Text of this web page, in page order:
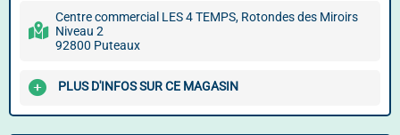
Centre commercial LES 4 TEMPS, Rotondes des Miroirs
Niveau 2
92800 Puteaux
PLUS D'INFOS SUR CE MAGASIN